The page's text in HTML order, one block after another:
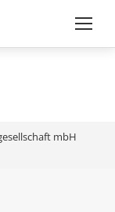
mbH